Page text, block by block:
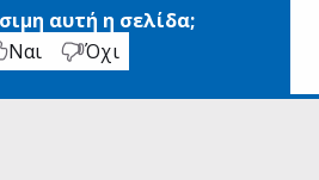
αυτή η σελίδα;
Ναι
Όχι